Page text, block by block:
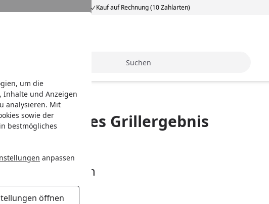
um die
Inhalte und Anzeigen
analysieren. Mit
sowie der
bestmögliches
anpassen
öffnen
Kauf auf Rechnung (10 Zahlarten)
gelungenes Grillergebnis
beim Grillfleisch